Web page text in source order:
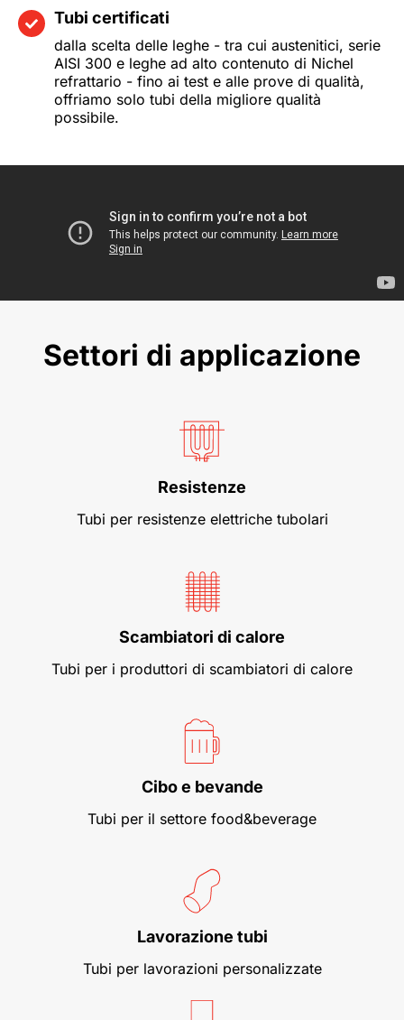
Tubi certificati
dalla scelta delle leghe - tra cui austenitici, serie
AISI 300 e leghe ad alto contenuto di Nichel
refrattario - fino ai test e alle prove di qualità,
offriamo solo tubi della migliore qualità
possibile.
Settori di applicazione
Resistenze
Tubi per resistenze elettriche tubolari
Scambiatori di calore
Tubi per i produttori di scambiatori di calore
Cibo e bevande
Tubi per il settore food&beverage
Lavorazione tubi
Tubi per lavorazioni personalizzate